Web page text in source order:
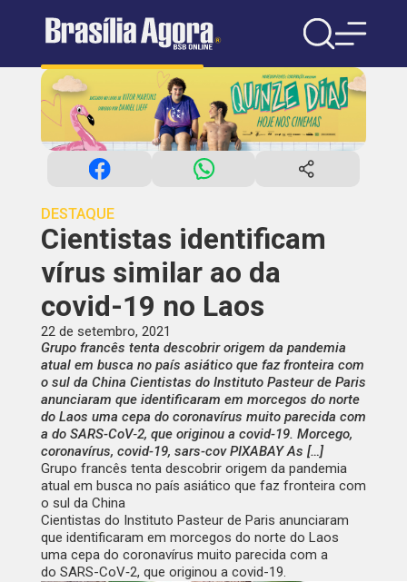
DESTAQUE
Cientistas identificam
vírus similar ao da
covid-19 no Laos
22 de setembro, 2021
Grupo francês tenta descobrir origem da pandemia
atual em busca no país asiático que faz fronteira com
o sul da China Cientistas do Instituto Pasteur de Paris
anunciaram que identificaram em morcegos do norte
do Laos uma cepa do coronavírus muito parecida com
a do SARS-CoV‑2, que originou a covid-19. Morcego,
coronavírus, covid-19, sars-cov PIXABAY As […]
Grupo francês tenta descobrir origem da pandemia
atual em busca no país asiático que faz fronteira com
o sul da China
Cientistas do Instituto Pasteur de Paris anunciaram
que identificaram em morcegos do norte do Laos
uma cepa do coronavírus muito parecida com a
do SARS-CoV‑2, que originou a covid-19.